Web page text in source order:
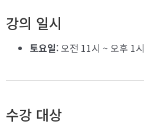
강의 일시
토요일: 오전 11시 ~ 오후 1시
수강 대상